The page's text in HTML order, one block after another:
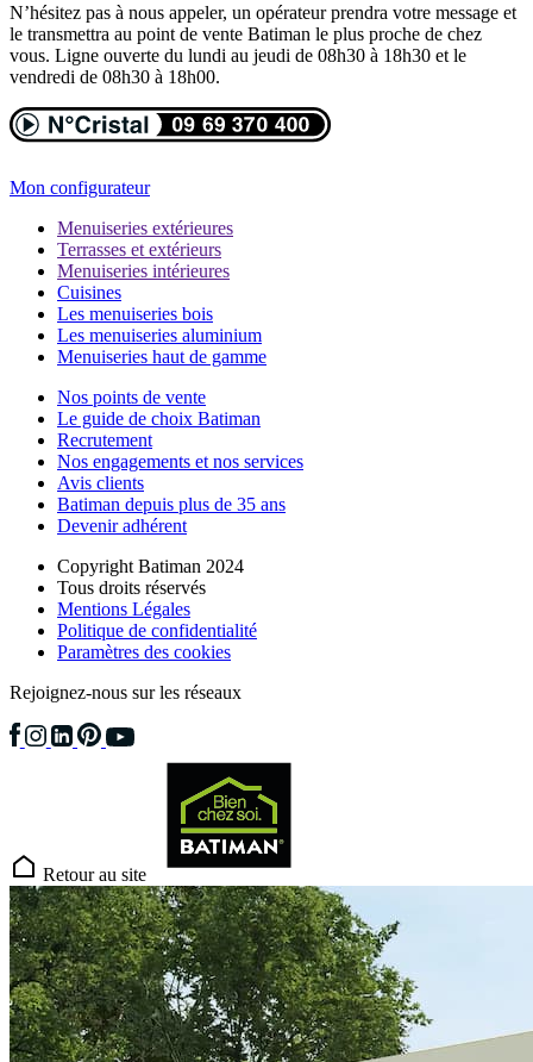
N’hésitez pas à nous appeler, un opérateur prendra votre message et
le transmettra au point de vente Batiman le plus proche de chez
vous. Ligne ouverte du lundi au jeudi de 08h30 à 18h30 et le
vendredi de 08h30 à 18h00.
Mon configurateur
Menuiseries extérieures
Terrasses et extérieurs
Menuiseries intérieures
Cuisines
Les menuiseries bois
Les menuiseries aluminium
Menuiseries haut de gamme
Nos points de vente
Le guide de choix Batiman
Recrutement
Nos engagements et nos services
Avis clients
Batiman depuis plus de 35 ans
Devenir adhérent
Copyright Batiman 2024
Tous droits réservés
Mentions Légales
Politique de confidentialité
Paramètres des cookies
Rejoignez-nous sur les réseaux
Retour au site